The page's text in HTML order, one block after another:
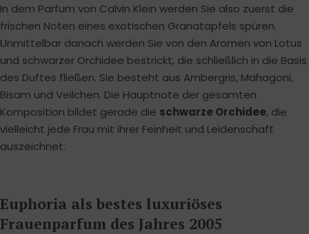
In dem Parfum von Calvin Klein werden Sie also zuerst die
frischen Noten eines exotischen Granatapfels spüren.
Unmittelbar danach werden Sie von den Aromen von Lotus
und schwarzer Orchidee bestrickt, die schließlich in die Basis
des Duftes fließen. Sie besteht aus Ambergris, Mahagoni,
Bisam und Veilchen. Die Hauptnote der gesamten
Komposition bildet gerade die schwarze Orchidee, die
vielleicht jede Frau mit ihrer Feinheit und Leidenschaft
auszeichnet.
Euphoria als bestes luxuriöses
Frauenparfum des Jahres 2005